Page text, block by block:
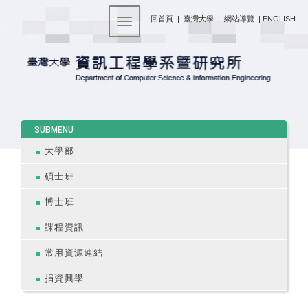
回首頁 | 臺灣大學 | 網站導覽 | ENGLISH
Toggle navigation
SUBMENU
大學部
碩士班
博士班
課程資訊
常用資源連結
捐資興學